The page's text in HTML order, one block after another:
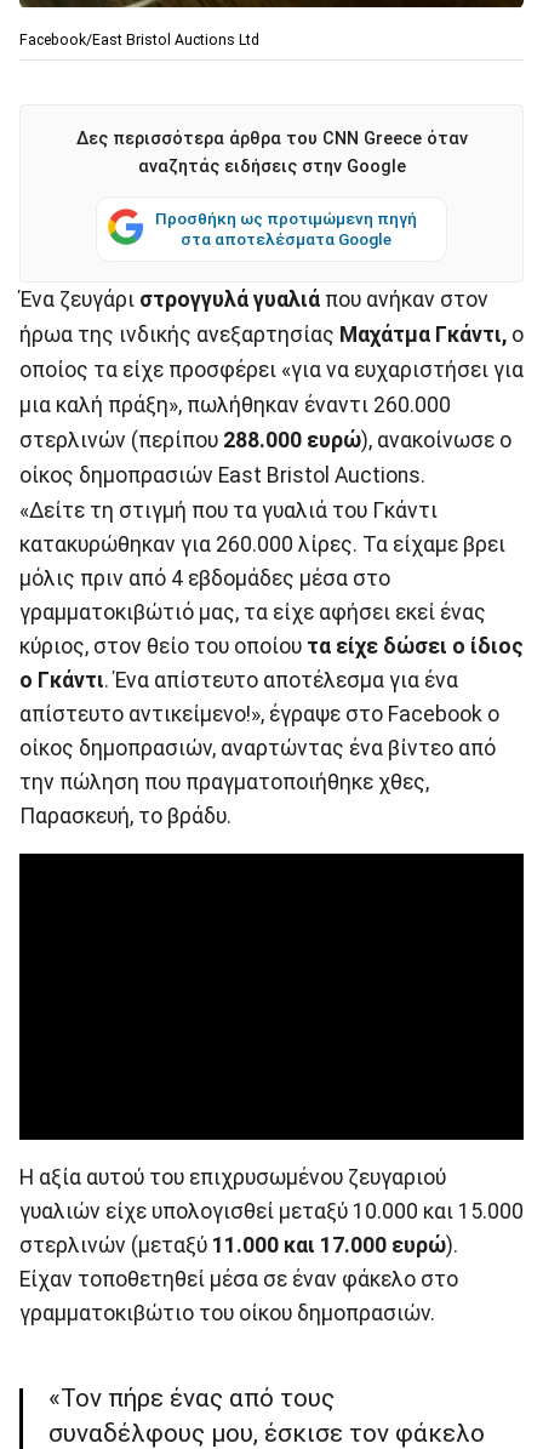
Facebook/East Bristol Auctions Ltd
Δες περισσότερα άρθρα του CNN Greece όταν
αναζητάς ειδήσεις στην Google
Προσθήκη ως προτιμώμενη πηγή
στα αποτελέσματα Google
Ένα ζευγάρι στρογγυλά γυαλιά που ανήκαν στον
ήρωα της ινδικής ανεξαρτησίας Μαχάτμα Γκάντι, ο
οποίος τα είχε προσφέρει «για να ευχαριστήσει για
μια καλή πράξη», πωλήθηκαν έναντι 260.000
στερλινών (περίπου 288.000 ευρώ), ανακοίνωσε ο
οίκος δημοπρασιών East Bristol Auctions.
«Δείτε τη στιγμή που τα γυαλιά του Γκάντι
κατακυρώθηκαν για 260.000 λίρες. Τα είχαμε βρει
μόλις πριν από 4 εβδομάδες μέσα στο
γραμματοκιβώτιό μας, τα είχε αφήσει εκεί ένας
κύριος, στον θείο του οποίου τα είχε δώσει ο ίδιος
ο Γκάντι. Ένα απίστευτο αποτέλεσμα για ένα
απίστευτο αντικείμενο!», έγραψε στο Facebook ο
οίκος δημοπρασιών, αναρτώντας ένα βίντεο από
την πώληση που πραγματοποιήθηκε χθες,
Παρασκευή, το βράδυ.
Η αξία αυτού του επιχρυσωμένου ζευγαριού
γυαλιών είχε υπολογισθεί μεταξύ 10.000 και 15.000
στερλινών (μεταξύ 11.000 και 17.000 ευρώ).
Είχαν τοποθετηθεί μέσα σε έναν φάκελο στο
γραμματοκιβώτιο του οίκου δημοπρασιών.
«Τον πήρε ένας από τους
συναδέλφους μου, έσκισε τον φάκελο